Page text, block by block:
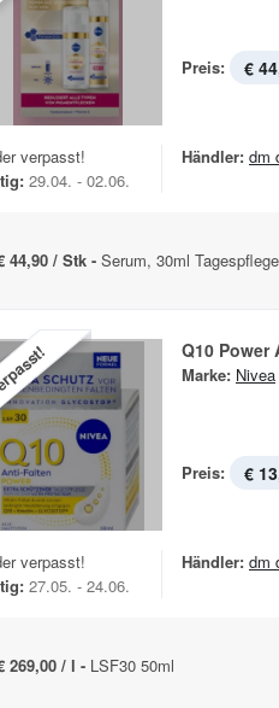
Preis: €
verpasst!
29.04. - 02.06.
Händler: dm
44,90 / Stk - Serum, 30ml
Q10 Power
Marke: Nivea
Preis: €
verpasst!
27.05. - 24.06.
Händler: dm
269,00 / l - LSF30 50ml